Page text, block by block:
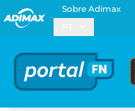
para
conteúdo
Sobre Adimax